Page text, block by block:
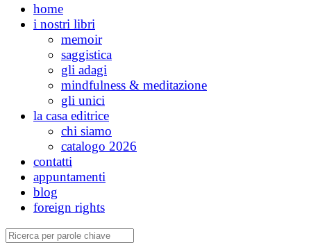
home
i nostri libri
memoir
saggistica
gli adagi
mindfulness & meditazione
gli unici
la casa editrice
chi siamo
catalogo 2026
contatti
appuntamenti
blog
foreign rights
Ricerca